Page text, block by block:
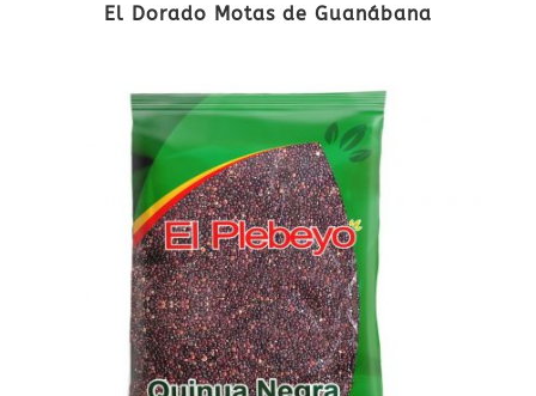
El Dorado Motas de Guanábana